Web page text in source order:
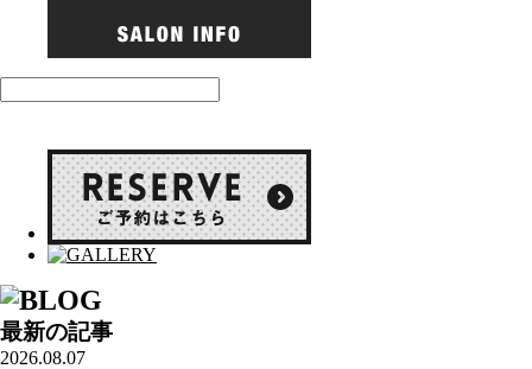
最新の記事
2026.08.07